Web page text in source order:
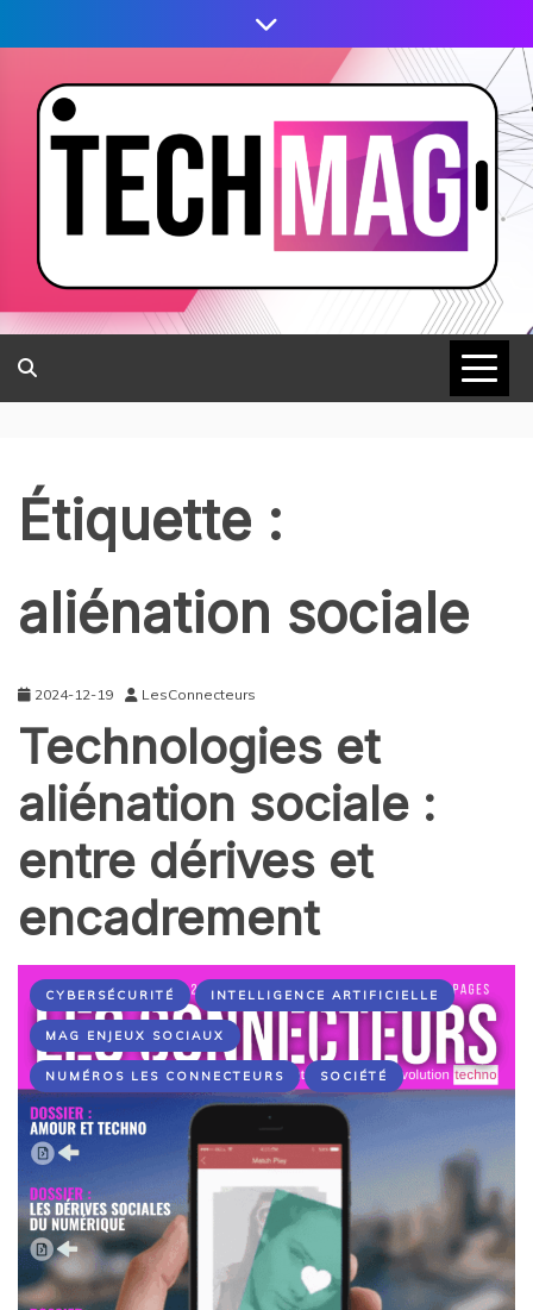
Étiquette :
aliénation sociale
2024-12-19 LesConnecteurs
Technologies et
aliénation sociale :
entre dérives et
encadrement
CYBERSÉCURITÉ INTELLIGENCE ARTIFICIELLE
MAG ENJEUX SOCIAUX
NUMÉROS LES CONNECTEURS SOCIÉTÉ